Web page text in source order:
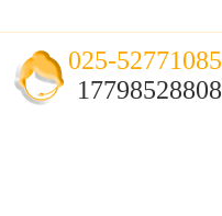
025-52771085
17798528808